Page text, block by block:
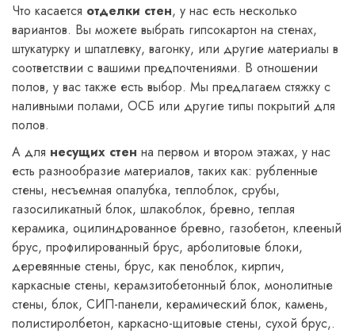
Что касается отделки стен, у нас есть несколько
вариантов. Вы можете выбрать гипсокартон на стенах,
штукатурку и шпатлевку, вагонку, или другие материалы в
соответствии с вашими предпочтениями. В отношении
полов, у вас также есть выбор. Мы предлагаем стяжку с
наливными полами, ОСБ или другие типы покрытий для
полов.
А для несущих стен на первом и втором этажах, у нас
есть разнообразие материалов, таких как: рубленные
стены, несъемная опалубка, теплоблок, срубы,
газосиликатный блок, шлакоблок, бревно, теплая
керамика, оцилиндрованное бревно, газобетон, клееный
брус, профилированный брус, арболитовые блоки,
деревянные стены, брус, как пеноблок, кирпич,
каркасные стены, керамзитобетонный блок, монолитные
стены, блок, СИП-панели, керамический блок, камень,
полистиролбетон, каркасно-щитовые стены, сухой брус,.